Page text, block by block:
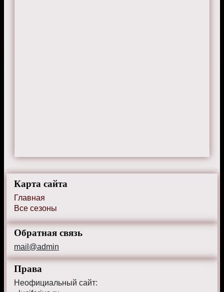
Карта сайта
Главная
Все сезоны
Обратная связь
mail@admin
Права
Неофициальный сайт: